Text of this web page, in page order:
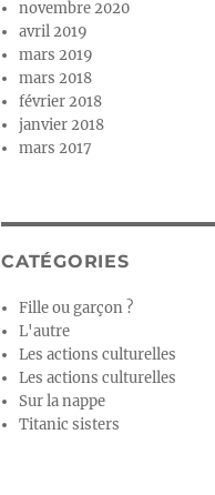
novembre 2020
avril 2019
mars 2019
mars 2018
février 2018
janvier 2018
mars 2017
CATÉGORIES
Fille ou garçon ?
L'autre
Les actions culturelles
Les actions culturelles
Sur la nappe
Titanic sisters